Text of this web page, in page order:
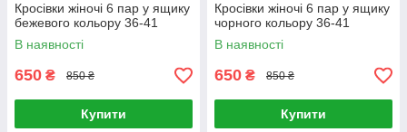
Кросівки жіночі 6 пар у ящику
бежевого кольору 36-41
В наявності
650 ₴ 850 ₴
Купити
Кросівки жіночі 6 пар у ящику
чорного кольору 36-41
В наявності
650 ₴ 850 ₴
Купити